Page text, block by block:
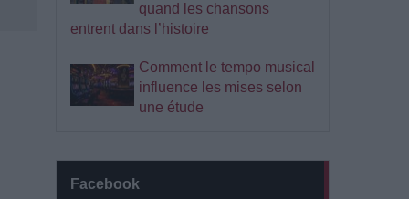
quand les chansons
entrent dans l’histoire
Comment le tempo musical
influence les mises selon
une étude
Facebook